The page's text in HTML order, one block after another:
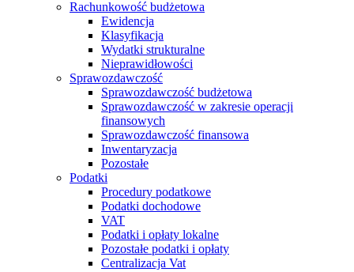
Rachunkowość budżetowa
Ewidencja
Klasyfikacja
Wydatki strukturalne
Nieprawidłowości
Sprawozdawczość
Sprawozdawczość budżetowa
Sprawozdawczość w zakresie operacji
finansowych
Sprawozdawczość finansowa
Inwentaryzacja
Pozostałe
Podatki
Procedury podatkowe
Podatki dochodowe
VAT
Podatki i opłaty lokalne
Pozostałe podatki i opłaty
Centralizacja Vat